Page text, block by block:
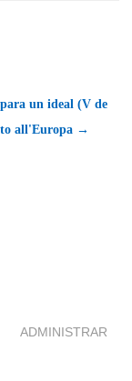
un ideal (V de
all'Europa →
ADMINISTRAR